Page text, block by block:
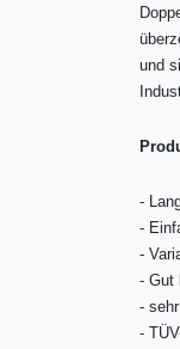
und
-
-
-
- Gut
-
-